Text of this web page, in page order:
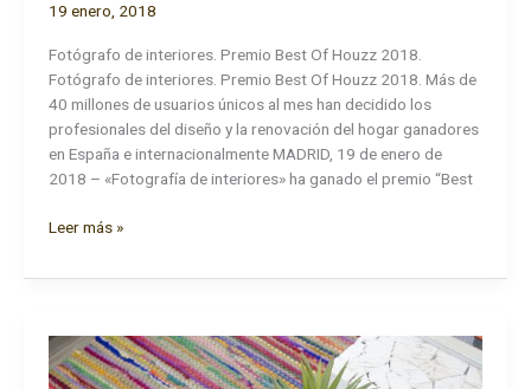
19 enero, 2018
Fotógrafo de interiores. Premio Best Of Houzz 2018.
Fotógrafo de interiores. Premio Best Of Houzz 2018. Más de
40 millones de usuarios únicos al mes han decidido los
profesionales del diseño y la renovación del hogar ganadores
en España e internacionalmente MADRID, 19 de enero de
2018 – «Fotografía de interiores» ha ganado el premio “Best
Fotógrafo
interiores.
Of
Houzz
Leer más »